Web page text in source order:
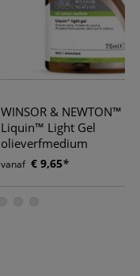
WINSOR & NEWTON™ |
Liquin™ Light Gel
olieverfmedium
vanaf € 9,65